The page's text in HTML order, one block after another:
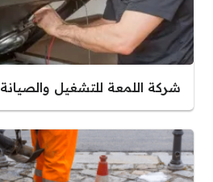
شركة اللمعة للتشغيل والصيانة